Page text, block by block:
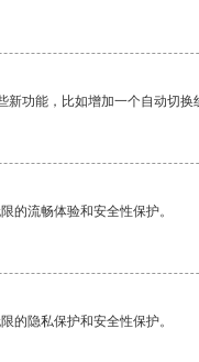
功能，比如增加一个自动切换
的流畅体验和安全性保护。
的隐私保护和安全性保护。